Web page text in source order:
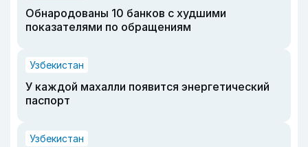
Обнародованы 10 банков с худшими
показателями по обращениям
Узбекистан
У каждой махалли появится энергетический
паспорт
Узбекистан